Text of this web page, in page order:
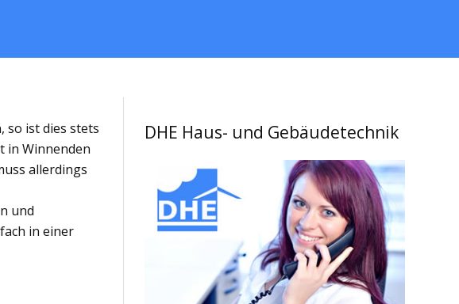
DHE Haus- und Gebäudetechnik
so ist dies stets
in Winnenden
allerdings
und
in einer